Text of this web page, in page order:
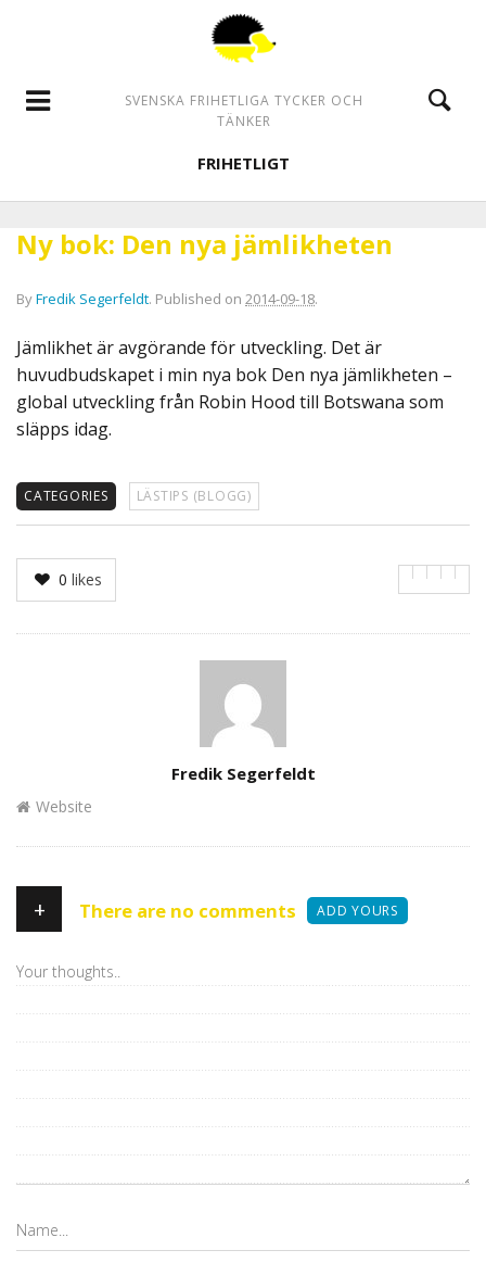
SVENSKA FRIHETLIGA TYCKER OCH
TÄNKER
FRIHETLIGT
Ny bok: Den nya jämlikheten
ByFredik Segerfeldt. Published on 2014-09-18.
Jämlikhet är avgörande för utveckling. Det är
huvudbudskapet i min nya bok Den nya jämlikheten –
global utveckling från Robin Hood till Botswana som
släpps idag.
CATEGORIES LÄSTIPS (BLOGG)
0 likes
Fredik Segerfeldt
Website
+ There are no comments ADD YOURS